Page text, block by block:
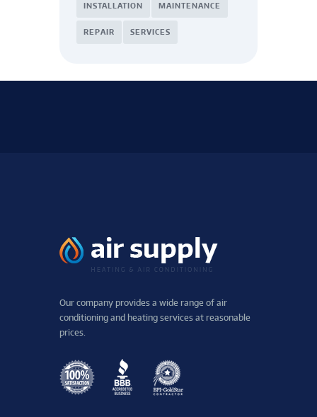
INSTALLATION MAINTENANCE
REPAIR SERVICES
Our company provides a wide range of air
conditioning and heating services at reasonable
prices.